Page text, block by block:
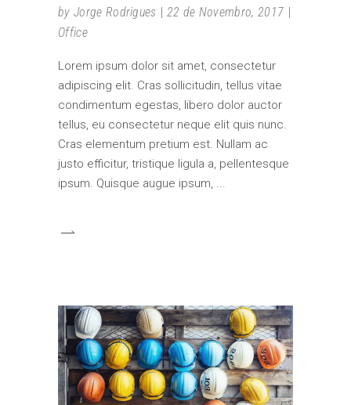
by Jorge Rodrigues
22 de Novembro, 2017
Office
Lorem ipsum dolor sit amet, consectetur
adipiscing elit. Cras sollicitudin, tellus vitae
condimentum egestas, libero dolor auctor
tellus, eu consectetur neque elit quis nunc.
Cras elementum pretium est. Nullam ac
justo efficitur, tristique ligula a, pellentesque
ipsum. Quisque augue ipsum,